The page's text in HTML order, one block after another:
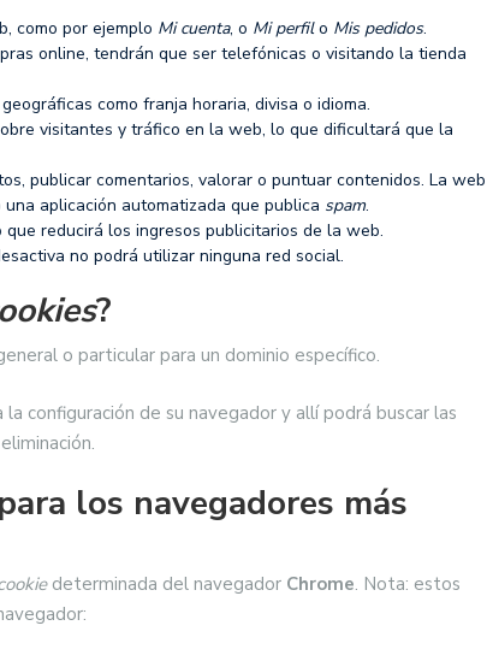
como por ejemplo Mi cuenta, o Mi perfilo Mis pedidos.
online, tendrán que ser telefónicas o visitando la tienda
como franja horaria, divisa o idioma.
visitantes y tráfico en la web, lo que dificultará que la
publicar comentarios, valorar o puntuar contenidos. La web
aplicación automatizada que publica spam.
reducirá los ingresos publicitarios de la web.
no podrá utilizar ninguna red social.
?
o particular para un dominio específico.
configuración de su navegador y allí podrá buscar las
los navegadores más
determinada del navegador Chrome. Nota: estos